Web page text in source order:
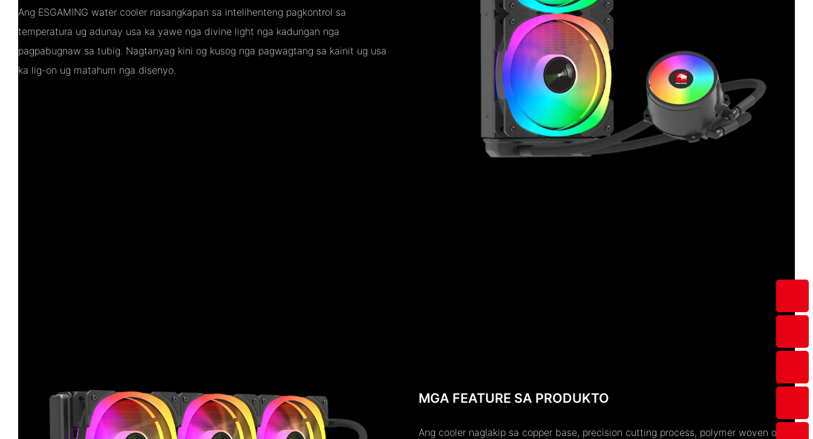
Ang ESGAMING water cooler nasangkapan sa intelihenteng pagkontrol sa
temperatura ug adunay usa ka yawe nga divine light nga kadungan nga
pagpabugnaw sa tubig. Nagtanyag kini og kusog nga pagwagtang sa kainit ug usa
ka lig-on ug matahum nga disenyo.
MGA FEATURE SA PRODUKTO
Ang cooler naglakip sa copper base, precision cutting process, polymer woven outer